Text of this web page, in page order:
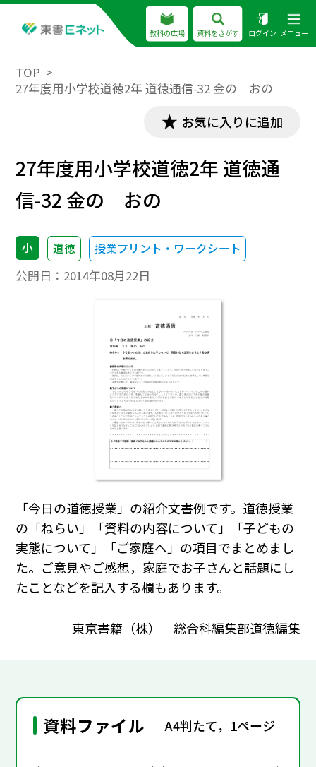
教科の広場 資料をさがす ログイン メニュー
TOP
27年度用小学校道徳2年 道徳通信-32 金の おの
お気に入りに追加
27年度用小学校道徳2年 道徳通
信-32 金の おの
小 道徳 授業プリント・ワークシート
公開日： 2014年08月22日
「今日の道徳授業」の紹介文書例です。道徳授業
の「ねらい」「資料の内容について」「子どもの
実態について」「ご家庭へ」の項目でまとめまし
た。ご意見やご感想，家庭でお子さんと話題にし
たことなどを記入する欄もあります。
東京書籍（株） 総合科編集部道徳編集
資料ファイル A4判たて，1ページ